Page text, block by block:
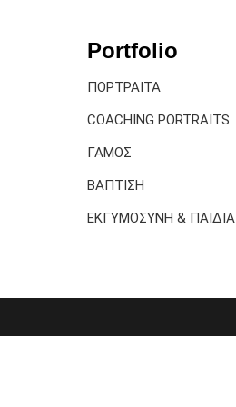
Portfolio
ΠΟΡΤΡΑΙΤΑ
COACHING PORTRAITS
ΓΑΜΟΣ
ΒΑΠΤΙΣΗ
ΕΚΓΥΜΟΣΥΝΗ & ΠΑΙΔΙΑ